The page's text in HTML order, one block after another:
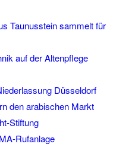
Taunusstein sammelt für
auf der Altenpflege
Düsseldorf
den arabischen Markt
Stiftung
Rufanlage